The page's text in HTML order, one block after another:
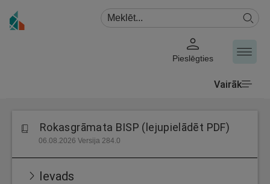
Pieslēgties
Vairāk
Rokasgrāmata BISP (lejupielādēt PDF)
06.08.2026 Versija 284.0
Ievads